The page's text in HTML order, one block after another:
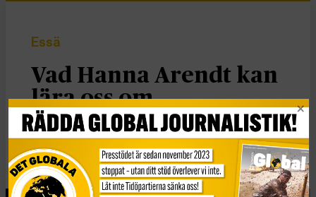
Essä
Vad Hanna Arendt kan
lära oss om
högerextrem populism
Publicerad 2 januari, 2026 6 min lästid